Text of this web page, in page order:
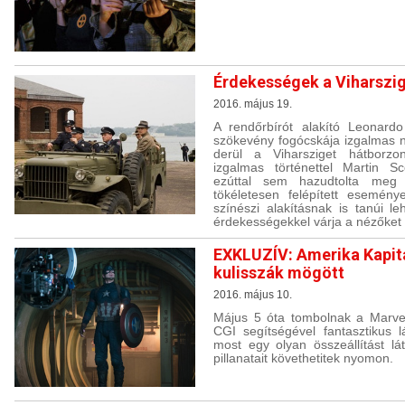
Érdekességek a
2016. május 19.
A rendőrbírót alakító
szökevény fogócskája izgalmas
derül a Viharsziget
izgalmas történettel Martin
ezúttal sem hazudtolta meg
tökéletesen felépített
színészi alakításnak is tanúi
érdekességekkel várja a
EXKLUZÍV: Amerika
kulisszák mögött
2016. május 10.
Május 5 óta tombolnak a
CGI segítségével fantasztikus
most egy olyan összeállítást
pillanatait követhetitek nyomon.